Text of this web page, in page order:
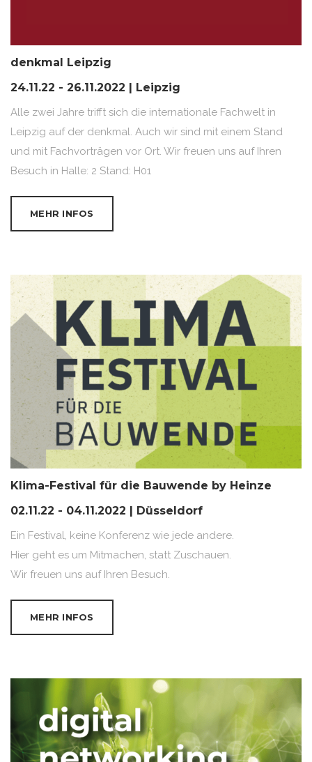
denkmal Leipzig
24.11.22 - 26.11.2022 | Leipzig
Alle zwei Jahre trifft sich die internationale Fachwelt in
Leipzig auf der denkmal. Auch wir sind mit einem Stand
und mit Fachvorträgen vor Ort. Wir freuen uns auf Ihren
Besuch in Halle: 2 Stand: H01
MEHR INFOS
Klima-Festival für die Bauwende by Heinze
02.11.22 - 04.11.2022 | Düsseldorf
Ein Festival, keine Konferenz wie jede andere.
Hier geht es um Mitmachen, statt Zuschauen.
Wir freuen uns auf Ihren Besuch.
MEHR INFOS